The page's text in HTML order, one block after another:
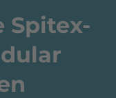
Spitex-